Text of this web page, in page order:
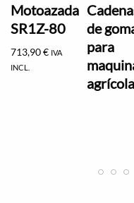
Motoazada
SR1Z-80
713,90€ IVA
INCL.
de
para
agrícola